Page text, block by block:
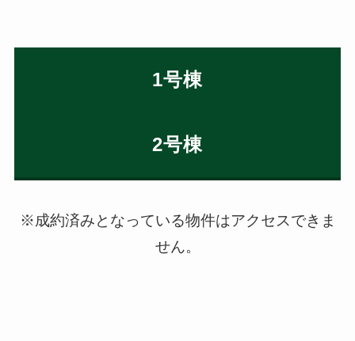
1号棟
2号棟
※成約済みとなっている物件はアクセスできま
せん。